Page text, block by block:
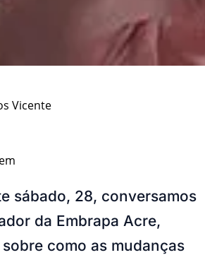
Vicente
sábado, 28, conversamos
da Embrapa Acre,
como as mudanças